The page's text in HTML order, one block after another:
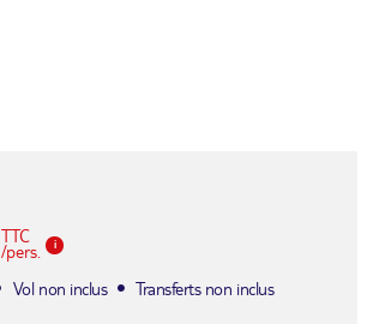
TTC
/pers.
Vol non inclus
Transferts non inclus